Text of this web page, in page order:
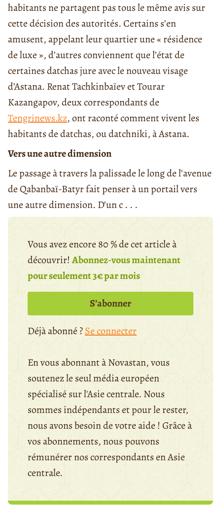
habitants ne partagent pas tous le même avis sur
cette décision des autorités. Certains s’en
amusent, appelant leur quartier une « résidence
de luxe », d’autres conviennent que l’état de
certaines datchas jure avec le nouveau visage
d’Astana. Renat Tachkinbaïev et Tourar
Kazangapov, deux correspondants de
Tengrinews.kz, ont raconté comment vivent les
habitants de datchas, ou datchniki, à Astana.
Vers une autre dimension
Le passage à travers la palissade le long de l’avenue
de Qabanbaï-Batyr fait penser à un portail vers
une autre dimension. D’un c . . .
Vous avez encore 80 % de cet article à
découvrir!Abonnez-vous maintenant
pour seulement 3€ par mois
S’abonner
Déjà abonné ?Se connecter
En vous abonnant à Novastan, vous
soutenez le seul média européen
spécialisé sur l'Asie centrale. Nous
sommes indépendants et pour le rester,
nous avons besoin de votre aide ! Grâce à
vos abonnements, nous pouvons
rémunérer nos correspondants en Asie
centrale.